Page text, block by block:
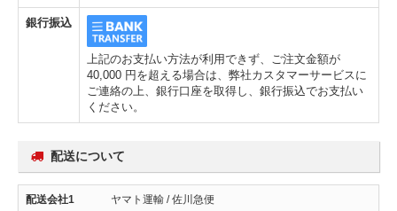
銀行振込
上記のお支払い方法が利用できず、ご注文金額が
40,000 円を超える場合は、弊社カスタマーサービスに
ご連絡の上、銀行口座を取得し、銀行振込でお支払い
ください。
配送について
ヤマト運輸 / 佐川急便